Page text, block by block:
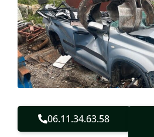
06.11.34.63.58